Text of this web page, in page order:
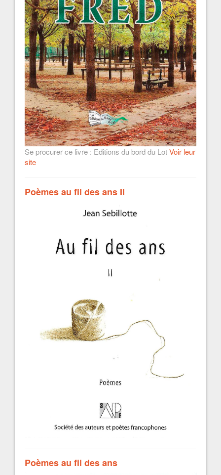
Se procurer ce livre : Editions du bord du LotVoir leur
site
Poèmes au fil des ans II
Poèmes au fil des ans